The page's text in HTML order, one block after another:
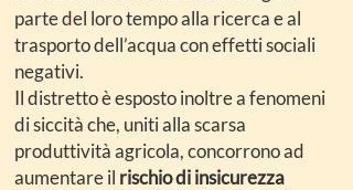
parte del loro tempo alla ricerca e al
trasporto dell’acqua con effetti sociali
negativi.
Il distretto è esposto inoltre a fenomeni
di siccità che, uniti alla scarsa
produttività agricola, concorrono ad
aumentare il rischio di insicurezza